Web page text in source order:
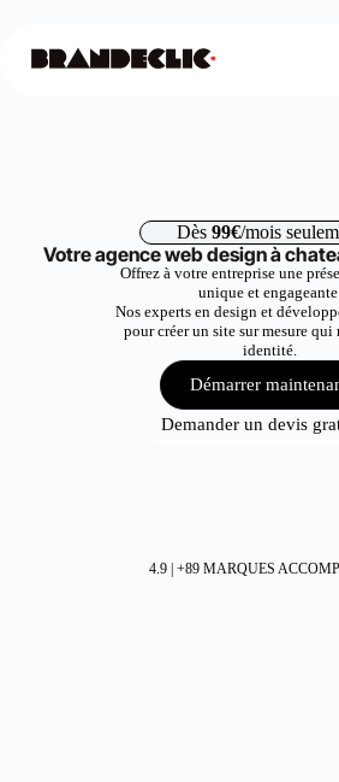
Dès 99€/mois
Votre agence web design à
Offrez à votre entreprise une
unique et
Nos experts en design et
pour créer un site sur mesure
identité.
Démarrer
Demander un devis
4.9 | +89 MARQUES